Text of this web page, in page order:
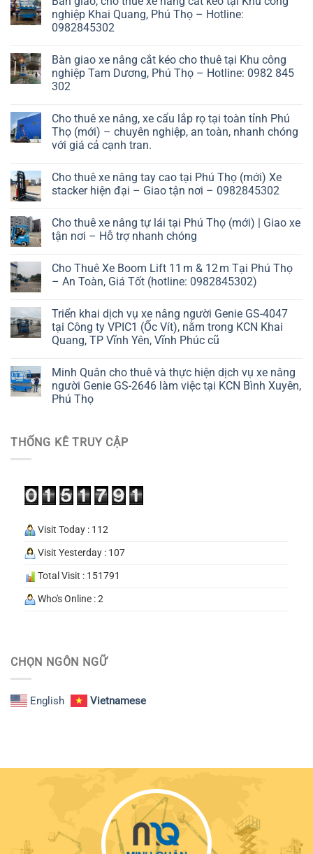
nghiệp Khai Quang, Phú Thọ – Hotline:
0982845302
Bàn giao xe nâng cắt kéo cho thuê tại Khu công
nghiệp Tam Dương, Phú Thọ – Hotline: 0982 845
302
Cho thuê xe nâng, xe cẩu lắp rọ tại toàn tỉnh Phú
Thọ (mới) – chuyên nghiệp, an toàn, nhanh chóng
với giá cả cạnh tran.
Cho thuê xe nâng tay cao tại Phú Thọ (mới) Xe
stacker hiện đại – Giao tận nơi – 0982845302
Cho thuê xe nâng tự lái tại Phú Thọ (mới) | Giao xe
tận nơi – Hỗ trợ nhanh chóng
Cho Thuê Xe Boom Lift 11 m & 12 m Tại Phú Thọ
– An Toàn, Giá Tốt (hotline: 0982845302)
Triển khai dịch vụ xe nâng người Genie GS-4047
tại Công ty VPIC1 (Ốc Vít), nằm trong KCN Khai
Quang, TP Vĩnh Yên, Vĩnh Phúc cũ
Minh Quân cho thuê và thực hiện dịch vụ xe nâng
người Genie GS-2646 làm việc tại KCN Bình Xuyên,
Phú Thọ
THỐNG KÊ TRUY CẬP
Visit Today : 112
Visit Yesterday : 107
Total Visit : 151791
Who's Online : 2
CHỌN NGÔN NGỮ
English Vietnamese